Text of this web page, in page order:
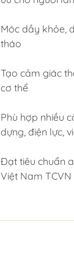
Móc dầy khỏe,
tháo
Tạo cảm giác
cơ thể
Phù hợp nhiều
dựng, điện lực,
Đạt tiêu chuẩn
Việt Nam TCVN